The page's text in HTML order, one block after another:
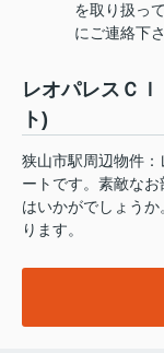
を取り扱っ
にご連絡下さ
レオパレスＣ
ト)
狭山市駅周辺物件
ートです。素敵な
はいかがでしょう
ります。